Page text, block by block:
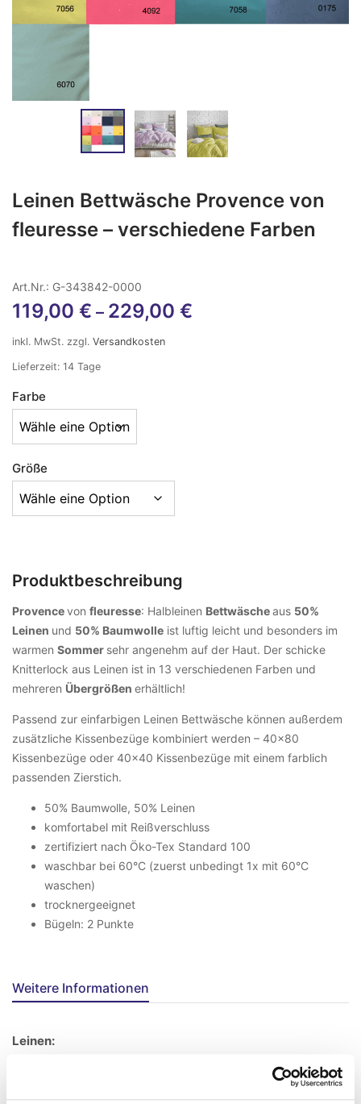
Leinen Bettwäsche Provence von
fleuresse – verschiedene Farben
Art.Nr.: G-343842-0000
119,00 € – 229,00 €
inkl. MwSt. zzgl. Versandkosten
Lieferzeit: 14 Tage
Farbe
Größe
Produktbeschreibung
Provencevon fleuresse: Halbleinen Bettwäscheaus 50%
Leinen und 50% Baumwolle ist luftig leicht und besonders im
warmen Sommer sehr angenehm auf der Haut. Der schicke
Knitterlock aus Leinen ist in 13 verschiedenen Farben und
mehreren Übergrößen erhältlich!
Passend zur einfarbigen Leinen Bettwäsche können außerdem
zusätzliche Kissenbezüge kombiniert werden – 40×80
Kissenbezüge oder 40×40 Kissenbezüge mit einem farblich
passenden Zierstich.
50% Baumwolle, 50% Leinen
komfortabel mit Reißverschluss
zertifiziert nach Öko-Tex Standard 100
waschbar bei 60°C (zuerst unbedingt 1x mit 60°C
waschen)
trocknergeeignet
Bügeln: 2 Punkte
Weitere Informationen
Leinen:
Flachspflanze gewonnen wird. Leinen-Fasern können